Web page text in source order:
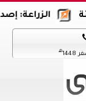
الزراعة: إصدار 12 ألف موافقة وتصريح بالمبيدات خلال 6 شهور
هـ